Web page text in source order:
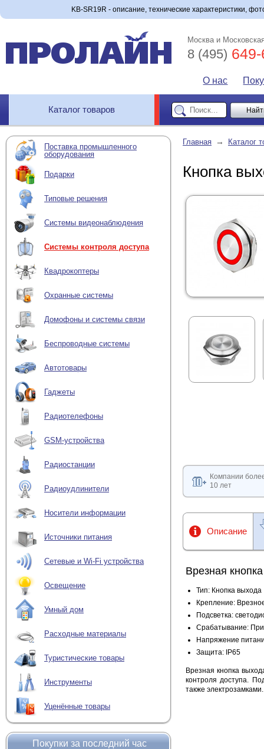
KB-SR19R - описание, технические характеристики,
Москва и
8 (495)
О нас
Каталог товаров
Поставка промышленного
оборудования
Подарки
Типовые решения
Системы видеонаблюдения
Системы контроля доступа
Квадрокоптеры
Охранные системы
Домофоны и системы связи
Беспроводные системы
Автотовары
Гаджеты
Радиотелефоны
GSM-устройства
Радиостанции
Радиоудлинители
Носители информации
Источники питания
Сетевые и Wi-Fi устройства
Освещение
Умный дом
Расходные материалы
Туристические товары
Инструменты
Уценённые товары
Покупки за последний час
Главная → Каталог
Кнопка
Компании
10 лет
Описание
Врезная
Тип: Кнопка выхода
Крепление:
Подсветка:
Срабатывание:
Напряжение
Защита: IP65
Врезная кнопка
контроля доступа.
также электрозамками.